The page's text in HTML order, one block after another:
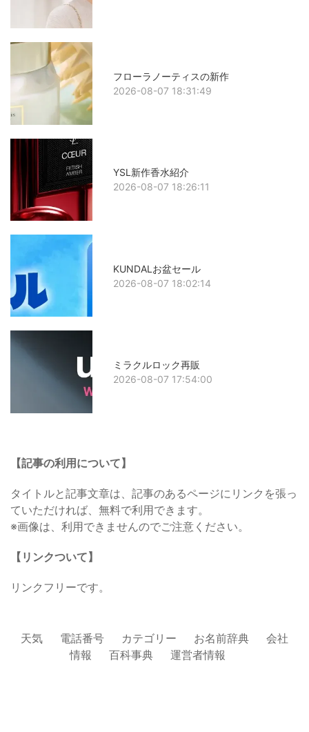
フローラノーティスの新作
2026-08-07 18:31:49
YSL新作香水紹介
2026-08-07 18:26:11
KUNDALお盆セール
2026-08-07 18:02:14
ミラクルロック再販
2026-08-07 17:54:00
【記事の利用について】
タイトルと記事文章は、記事のあるページにリンクを張っ
ていただければ、無料で利用できます。
※画像は、利用できませんのでご注意ください。
【リンクついて】
リンクフリーです。
天気 電話番号 カテゴリー お名前辞典
会社
情報
百科事典 運営者情報